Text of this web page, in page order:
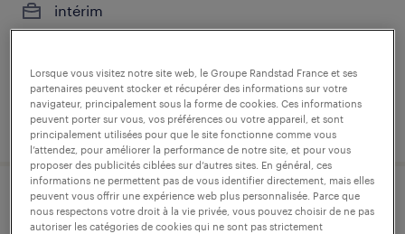
intérim
publié le 29 juillet 2026
conducteur poids lourds (f/h)
Lorsque vous visitez notre site web, le Groupe Randstad France et ses
partenaires peuvent stocker et récupérer des informations sur votre
navigateur, principalement sous la forme de cookies. Ces informations
peuvent porter sur vous, vos préférences ou votre appareil, et sont
principalement utilisées pour que le site fonctionne comme vous
l’attendez, pour améliorer la performance de notre site, et pour vous
proposer des publicités ciblées sur d’autres sites. En général, ces
informations ne permettent pas de vous identifier directement, mais elles
peuvent vous offrir une expérience web plus personnalisée. Parce que
nous respectons votre droit à la vie privée, vous pouvez choisir de ne pas
autoriser les catégories de cookies qui ne sont pas strictement